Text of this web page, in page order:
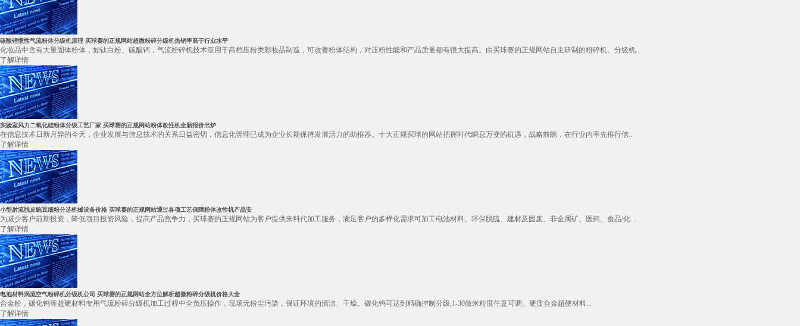
碳酸锂惯性气流粉体分级机原理 买球赛的正规网站超微粉碎分级机热销率高于行业水平
化妆品中含有大量固体粉体，如钛白粉、碳酸钙，气流粉碎机技术应用于高档压粉类彩妆品制造，可改善粉体结构，对压粉性能和产品质量都有很大提高。由买球赛的正规网站自主研制的粉碎机、分级机...
了解详情
实验室风力二氧化硅粉体分级工艺厂家 买球赛的正规网站粉体改性机全新报价出炉
在信息技术日新月异的今天，企业发展与信息技术的关系日益密切，信息化管理已成为企业长期保持发展活力的助推器。十大正规买球的网站把握时代瞬息万变的机遇，战略前瞻，在行业内率先推行信...
了解详情
小型射流脱皮豌豆细粉分选机械设备价格 买球赛的正规网站通过各项工艺保障粉体改性机产品安
为减少客户前期投资，降低项目投资风险，提高产品竞争力，买球赛的正规网站为客户提供来料代加工服务，满足客户的多样化需求可加工电池材料、环保脱硫、建材及固废、非金属矿、医药、食品/化...
了解详情
电池材料涡流空气粉碎机分级机公司 买球赛的正规网站全方位解析超微粉碎分级机价格大全
合金粉，碳化钨等超硬材料专用气流粉碎分级机加工过程中全负压操作，现场无粉尘污染，保证环境的清洁、干燥。碳化钨可达到精确控制分级,1-30微米粒度任意可调。硬质合金超硬材料...
了解详情